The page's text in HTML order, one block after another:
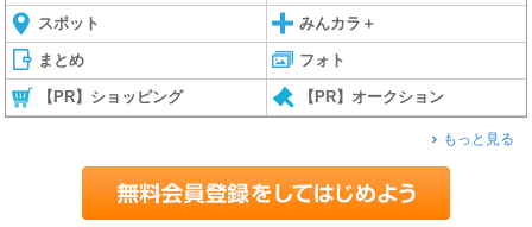
スポット みんカラ＋
まとめ フォト
【PR】ショッピング 【PR】オークション
もっと見る